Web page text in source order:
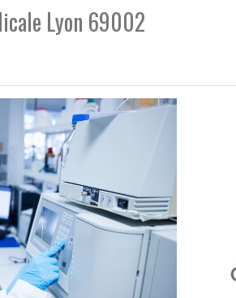
Lyon 69002